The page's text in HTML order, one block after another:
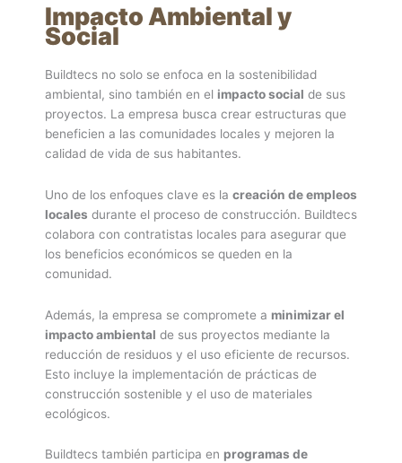
Impacto Ambiental y
Social
Buildtecs no solo se enfoca en la sostenibilidad
ambiental, sino también en el impacto social de sus
proyectos. La empresa busca crear estructuras que
beneficien a las comunidades locales y mejoren la
calidad de vida de sus habitantes.
Uno de los enfoques clave es la creación de empleos
locales durante el proceso de construcción. Buildtecs
colabora con contratistas locales para asegurar que
los beneficios económicos se queden en la
comunidad.
Además, la empresa se compromete a minimizar el
impacto ambiental de sus proyectos mediante la
reducción de residuos y el uso eficiente de recursos.
Esto incluye la implementación de prácticas de
construcción sostenible y el uso de materiales
ecológicos.
Buildtecs también participa en programas de